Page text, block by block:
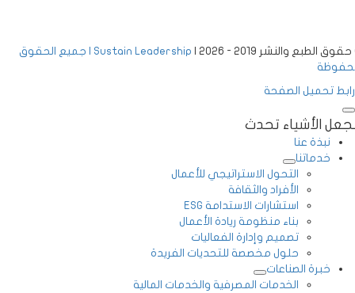
الطبع والنشر 2019 - 2026 |
Sustain Leadership | جميع الحقوق
تحميل الصفحة
الأشياء تحدث
نبذة عنا
خدماتنا
التحول الاستراتيجي للأعمال
الأفراد والثقافة
استشارات الاستدامة ESG
بناء منظومة ريادة الأعمال
تصميم وإدارة الفعاليات
حلول مخصصة للتحديات الفريدة
خبرة الصناعات
الخدمات المصرفية والخدمات المالية